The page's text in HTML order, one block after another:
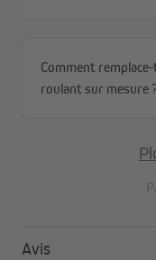
Comment
roulant sur mesure
Avis